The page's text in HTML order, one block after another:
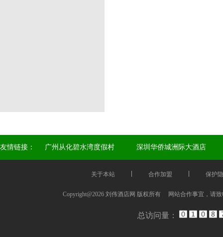
友情链接： 广州从化碧水湾度假村 深圳华侨城洲际大酒店
关于本站 合作加盟 保护
Copyright@2026 刘伟酒店网 版权所有 网站合作事宜，请致
总访问量：